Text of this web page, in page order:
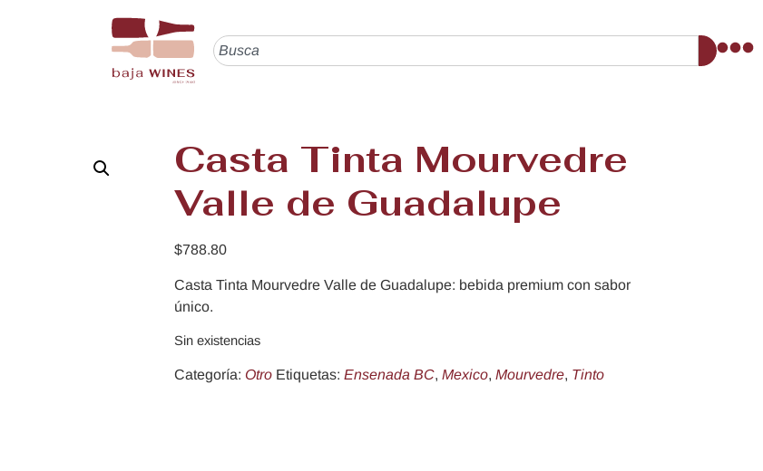
Casta Tinta Mourvedre
Valle de Guadalupe
$788.80
Casta Tinta Mourvedre Valle de Guadalupe: bebida premium con sabor
único.
Sin existencias
Categoría: Otro Etiquetas: Ensenada BC, Mexico, Mourvedre, Tinto